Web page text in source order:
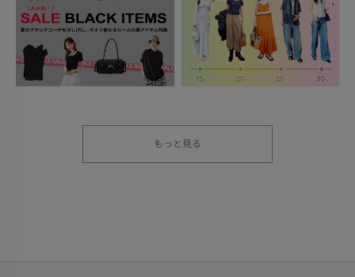
もっと見る